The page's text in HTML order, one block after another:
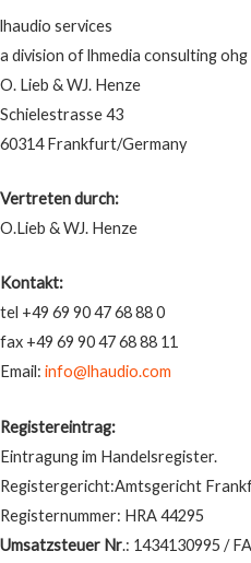
lhaudio services
a division of lhmedia consulting ohg
O. Lieb & WJ. Henze
Schielestrasse 43
60314 Frankfurt/Germany
Vertreten durch:
O.Lieb & WJ. Henze
Kontakt:
tel +49 69 90 47 68 88 0
fax +49 69 90 47 68 88 11
Email: info@lhaudio.com
Registereintrag:
Eintragung im Handelsregister.
Registergericht:Amtsgericht
Registernummer: HRA 44295
Umsatzsteuer Nr.: 1434130995 /